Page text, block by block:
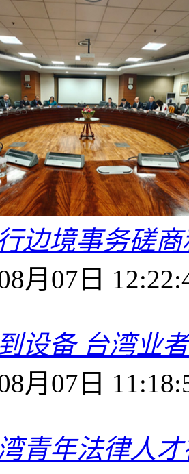
边境事务磋
月07日
设备 台湾业
月07日
青年法律人